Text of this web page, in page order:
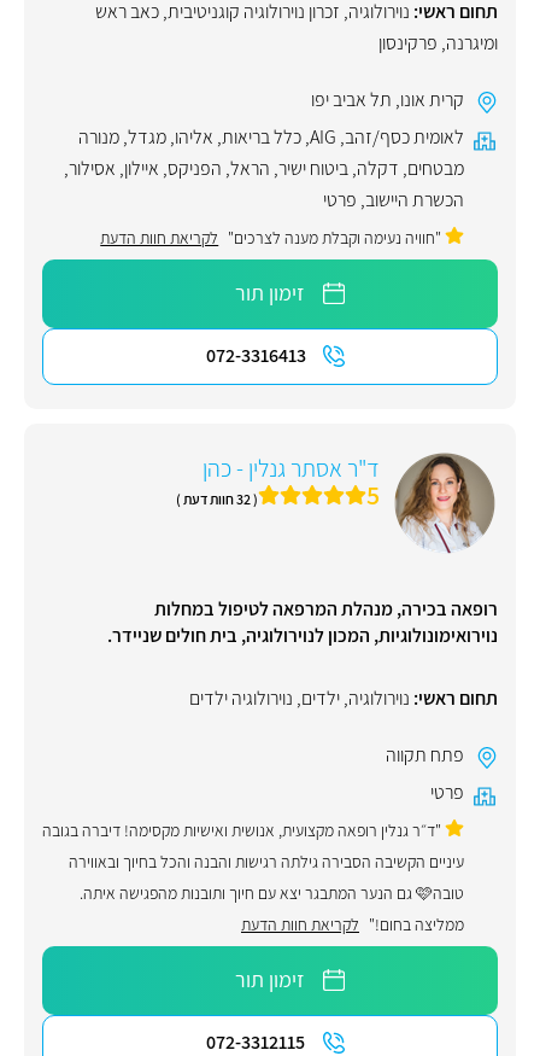
תחום ראשי: נוירולוגיה, זכרון נוירולוגיה קוגניטיבית,כאב ראש
ומיגרנה, פרקינסון
קרית אונו, תל אביב יפו
לאומית כסף/זהב,
AIG
,כלל בריאות, אליהו,מגדל,מנורה
מבטחים, דקלה,ביטוח ישיר, הראל, הפניקס, איילון, אסילור,
הכשרת היישוב, פרטי
"חוויה נעימה וקבלת מענה לצרכים" לקריאת חוות הדעת
זימון תור
072-3316413
ד"ר אסתר גנלין - כהן
5 ( 32 חוות דעת )
רופאה בכירה, מנהלת המרפאה לטיפול במחלות
נוירואימונולוגיות, המכון לנוירולוגיה, בית חולים שניידר.
תחום ראשי: נוירולוגיה,ילדים, נוירולוגיה ילדים
פתח תקווה
פרטי
"ד״ר גנלין רופאה מקצועית, אנושית ואישיות מקסימה! דיברה בגובה
עיניים הקשיבה הסבירה גילתה רגישות והבנה והכל בחיוך ובאווירה
טובה🩷 גם הנער המתבגר יצא עם חיוך ותובנות מהפגישה איתה.
ממליצה בחום!" לקריאת חוות הדעת
זימון תור
072-3312115